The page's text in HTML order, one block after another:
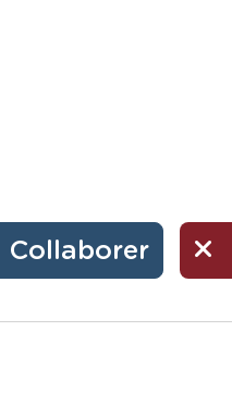
Collaborer